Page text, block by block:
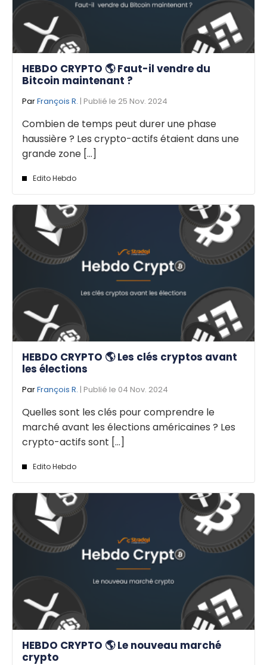
HEBDO CRYPTO 🌎 Faut-il vendre du
Bitcoin maintenant ?
ParFrançois R. | Publié le 25 Nov. 2024
Combien de temps peut durer une phase
haussière ? Les crypto-actifs étaient dans une
grande zone [...]
Edito Hebdo
HEBDO CRYPTO 🌎 Les clés cryptos avant
les élections
ParFrançois R. | Publié le 04 Nov. 2024
Quelles sont les clés pour comprendre le
marché avant les élections américaines ? Les
crypto-actifs sont [...]
Edito Hebdo
HEBDO CRYPTO 🌎 Le nouveau marché
crypto